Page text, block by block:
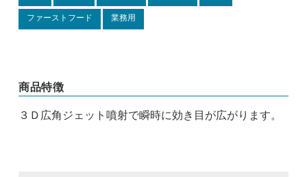
ファーストフード 業務用
商品特徴
３Ｄ広角ジェット噴射で瞬時に効き目が広がります。